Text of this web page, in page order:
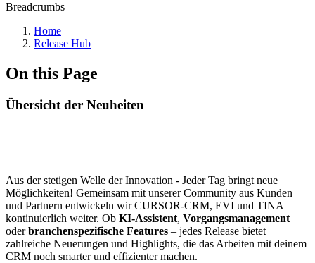
Breadcrumbs
Home
Release Hub
On this Page
Übersicht der Neuheiten
Aus der stetigen Welle der Innovation - Jeder Tag bringt neue
Möglichkeiten! Gemeinsam mit unserer Community aus Kunden
und Partnern entwickeln wir CURSOR-CRM, EVI und TINA
kontinuierlich weiter. Ob KI-Assistent, Vorgangsmanagement
oderbranchenspezifische Features – jedes Release bietet
zahlreiche Neuerungen und Highlights, die das Arbeiten mit deinem
CRM noch smarter und effizienter machen.